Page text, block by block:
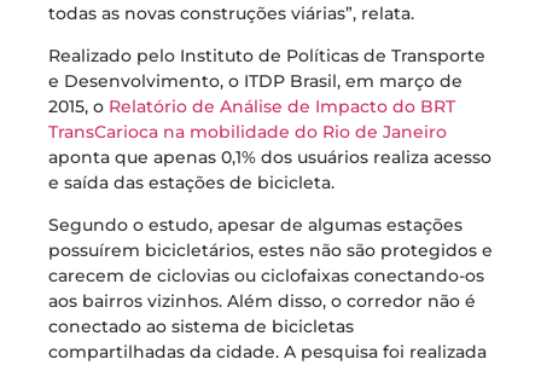
todas as novas construções viárias”, relata.
Realizado pelo Instituto de Políticas de Transporte
e Desenvolvimento, o ITDP Brasil, em março de
2015, o Relatório de Análise de Impacto do BRT
TransCarioca na mobilidade do Rio de Janeiro
aponta que apenas 0,1% dos usuários realiza acesso
e saída das estações de bicicleta.
Segundo o estudo, apesar de algumas estações
possuírem bicicletários, estes não são protegidos e
carecem de ciclovias ou ciclofaixas conectando-os
aos bairros vizinhos. Além disso, o corredor não é
conectado ao sistema de bicicletas
compartilhadas da cidade. A pesquisa foi realizada